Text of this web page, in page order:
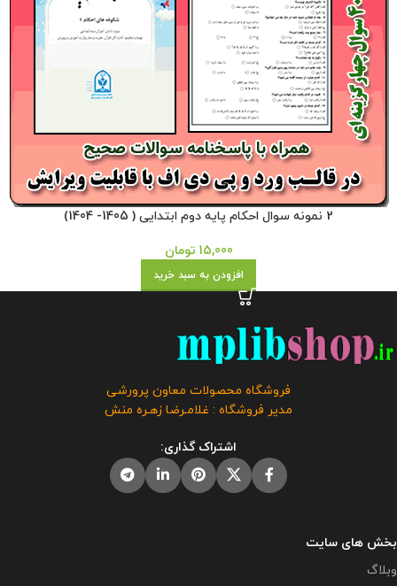
2 نمونه سوال احکام پایه دوم ابتدایی ( 1405- 1404)
15,000 تومان
افزودن به سبد خرید
فروشگاه محصولات معاون پرورشی
مدیر فروشگاه : غلامـرضا زهـره منش
اشتراک گذاری:
بخش های سایت
وبلاگ